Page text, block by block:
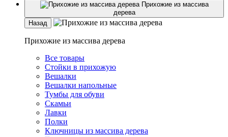
Прихожие из массива
дерева
Назад
Прихожие из массива дерева
Все товары
Стойки в прихожую
Вешалки
Вешалки напольные
Тумбы для обуви
Скамьи
Лавки
Полки
Ключницы из массива дерева